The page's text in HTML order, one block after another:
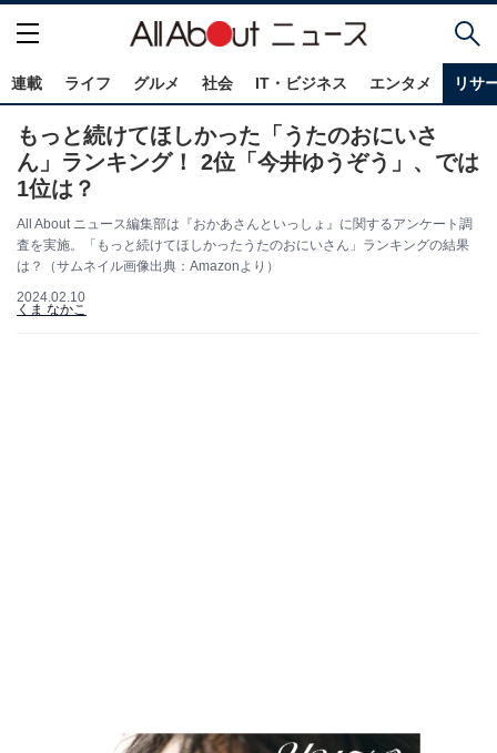
連載 ライフ グルメ 社会 IT・ビジネス エンタメ リサ
もっと続けてほしかった「うたのおにいさ
ん」ランキング！ 2位「今井ゆうぞう」、では
1位は？
All About ニュース編集部は『おかあさんといっしょ』に関するアンケート調
査を実施。「もっと続けてほしかったうたのおにいさん」ランキングの結果
は？（サムネイル画像出典：Amazonより）
2024.02.10
くま なかこ